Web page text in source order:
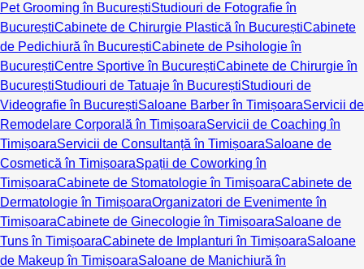
Pet Grooming în BucureștiStudiouri de Fotografie în
BucureștiCabinete de Chirurgie Plastică în BucureștiCabinete
de Pedichiură în BucureștiCabinete de Psihologie în
BucureștiCentre Sportive în BucureștiCabinete de Chirurgie în
BucureștiStudiouri de Tatuaje în BucureștiStudiouri de
Videografie în BucureștiSaloane Barber în TimișoaraServicii de
Remodelare Corporală în TimișoaraServicii de Coaching în
TimișoaraServicii de Consultanță în TimișoaraSaloane de
Cosmetică în TimișoaraSpații de Coworking în
TimișoaraCabinete de Stomatologie în TimișoaraCabinete de
Dermatologie în TimișoaraOrganizatori de Evenimente în
TimișoaraCabinete de Ginecologie în TimișoaraSaloane de
Tuns în TimișoaraCabinete de Implanturi în TimișoaraSaloane
de Makeup în TimișoaraSaloane de Manichiură în